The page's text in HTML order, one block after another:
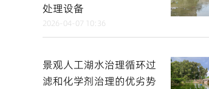
处理设备
2026-04-07 10:36
景观人工湖水治理循环过
滤和化学剂治理的优劣势